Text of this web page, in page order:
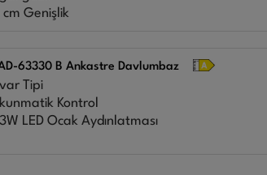
Genişlik
63330 B Ankastre Davlumbaz
Tipi
Kontrol
LED Ocak Aydınlatması